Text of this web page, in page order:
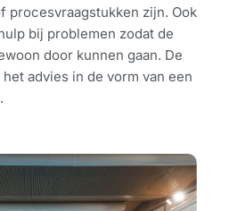
procesvraagstukken zijn. Ook
bij problemen zodat de
door kunnen gaan. De
advies in de vorm van een